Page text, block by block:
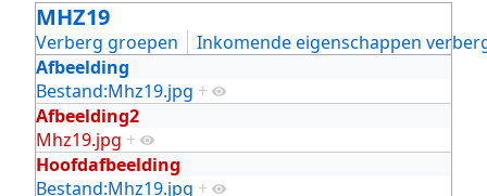
MHZ19
Verberg groepen
Inkomende eigenschappen
Afbeelding
Bestand:Mhz19.jpg +
Afbeelding2
Mhz19.jpg +
Hoofdafbeelding
Bestand:Mhz19.jpg +